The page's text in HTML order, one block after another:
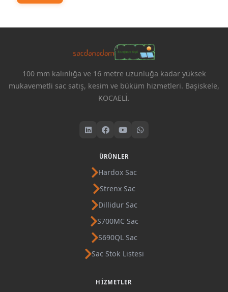
100 mm kalınlığa ve 16 metre uzunluğa kadar yüksek
mukavemetli sac satış, kesim ve büküm hizmetleri. Başiskele,
KOCAELİ.
ÜRÜNLER
Hardox Sac
Strenx Sac
Dillidur Sac
S700MC Sac
S690QL Sac
Sac Stok Listesi
HIZMETLER